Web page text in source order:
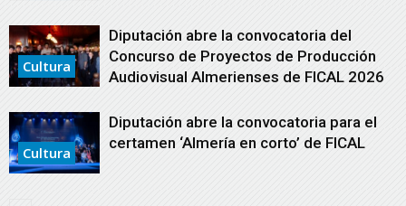
Cultura
Diputación abre la convocatoria del
Concurso de Proyectos de Producción
Audiovisual Almerienses de FICAL 2026
Cultura
Diputación abre la convocatoria para el
certamen ‘Almería en corto’ de FICAL